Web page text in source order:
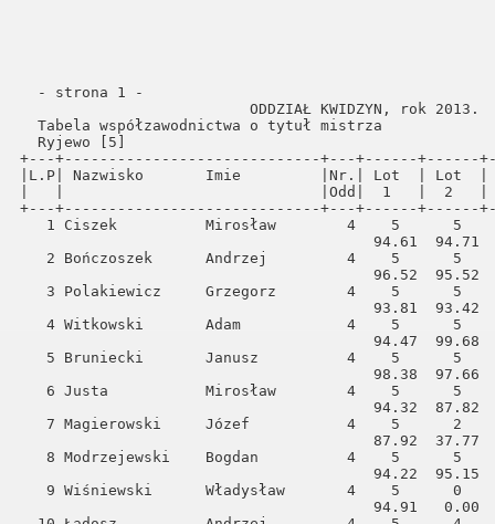
-
Tabela
+---+-----------------------------+---+------
|L.P| Nazwisko       Imie         |Nr.| Lot  |
|   |                             |Odd|  1   |  2
+---+-----------------------------+---+------
1 Ciszek          Mirosław        4    5
2 Bończoszek      Andrzej         4    5
3 Polakiewicz     Grzegorz        4    5
4 Witkowski       Adam            4    5
5 Bruniecki       Janusz          4    5
6 Justa           Mirosław        4    5
7 Magierowski     Józef           4    5
8 Modrzejewski    Bogdan          4    5
9 Wiśniewski      Władysław       4    5
Neubrandenburg